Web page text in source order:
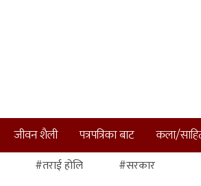
जीवन शैली पत्रपत्रिका बाट कला/
#तराई होलि #सरकार